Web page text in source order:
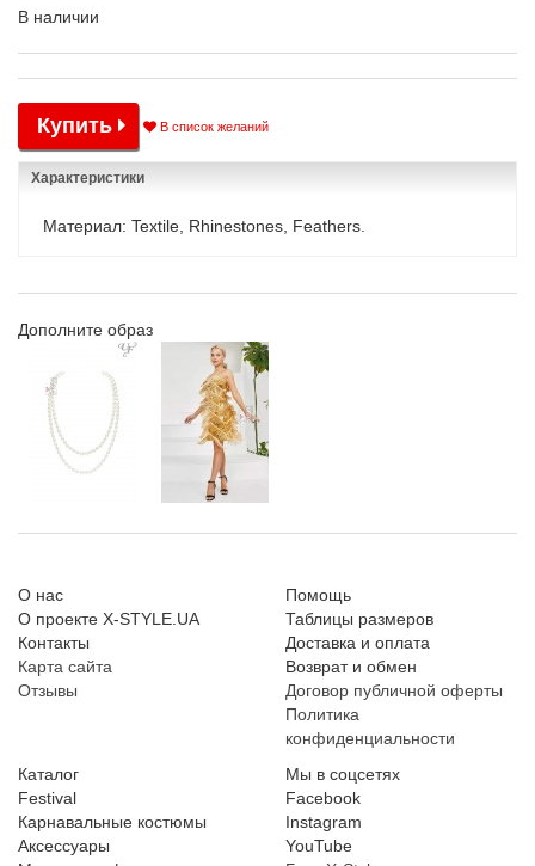
В наличии
Купить В список желаний
Характеристики
Материал: Textile, Rhinestones, Feathers.
Дополните образ
О нас
О проекте X-STYLE.UA
Контакты
Карта сайта
Отзывы
Помощь
Таблицы размеров
Доставка и оплата
Возврат и обмен
Договор публичной оферты
Политика
конфиденциальности
Каталог
Festival
Карнавальные костюмы
Аксессуары
Мы в соцсетях
Facebook
Instagram
YouTube